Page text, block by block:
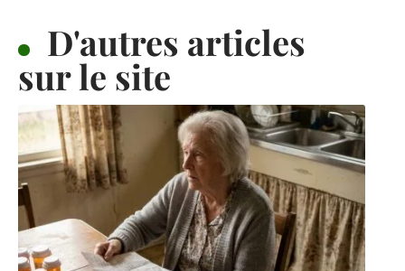
D'autres articles
sur le site